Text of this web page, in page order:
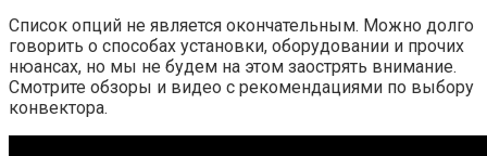
Список опций не является окончательным. Можно долго
говорить о способах установки, оборудовании и прочих
нюансах, но мы не будем на этом заострять внимание.
Смотрите обзоры и видео с рекомендациями по выбору
конвектора.